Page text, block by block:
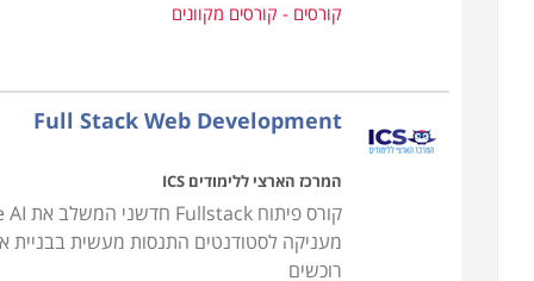
פיתוח אפליקציות נלמד בדרך עיונית ומעשית.
בשיטות ושפות פיתוח, היכרות עם סביבת העבודה
מבצעים הלומדים את הפעולות שלמדו ומקימים
המשתמש העתידי. משך הקורס משתנה ממכללה
השונים, כולל את נושאי הלימוד בכל קורס, ומוטב
המסלול שיתאים לצרכים המבוקשים.
לאור הביקוש הרב אפשר ללמוד קורס פיתוח
קורסים - קורסים מקוונים
Full Stack Web Development
המרכז הארצי ללימודים ICS
מעניקה לסטודנטים התנסות מעשית בבניית
רוכשים